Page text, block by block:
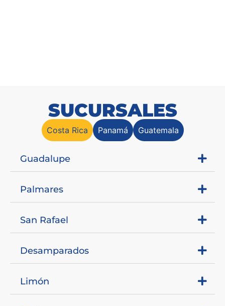
SUCURSALES
Costa Rica Panamá Guatemala
Guadalupe
Palmares
San Rafael
Desamparados
Limón